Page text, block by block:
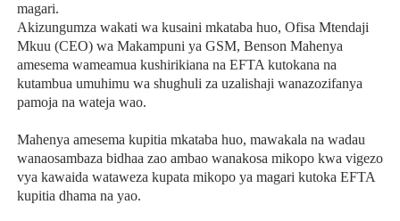
magari.
Akizungumza wakati wa kusaini mkataba huo, Ofisa Mtendaji
Mkuu (CEO) wa Makampuni ya GSM, Benson Mahenya
amesema wameamua kushirikiana na EFTA kutokana na
kutambua umuhimu wa shughuli za uzalishaji wanazozifanya
pamoja na wateja wao.
Mahenya amesema kupitia mkataba huo, mawakala na wadau
wanaosambaza bidhaa zao ambao wanakosa mikopo kwa vigezo
vya kawaida wataweza kupata mikopo ya magari kutoka EFTA
kupitia dhama na yao.